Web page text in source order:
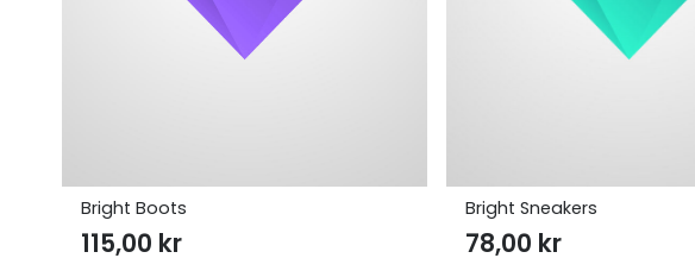
Bright Boots
115,00 kr
Bright Sneakers
78,00 kr